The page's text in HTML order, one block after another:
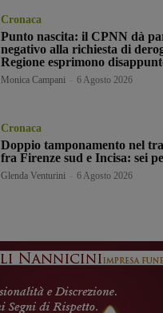
Cronaca
Punto nascita: il CPNN dà
negativo alla richiesta di
Regione esprimono
Monica Campani 6 Agosto 2026
Cronaca
Doppio tamponamento nel
fra Firenze sud e Incisa: sei
Glenda Venturini 6 Agosto 2026